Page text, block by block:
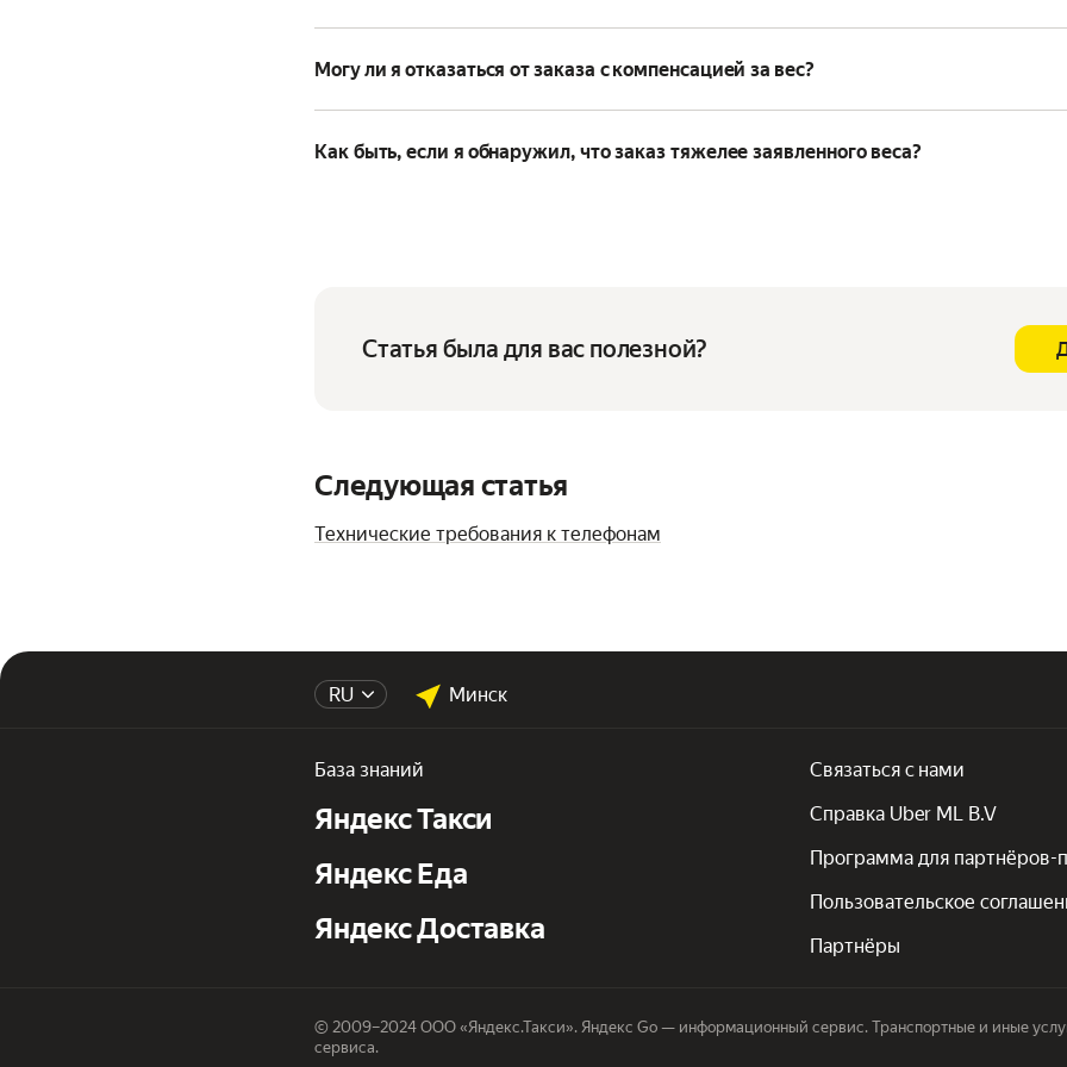
Могу ли я отказаться от заказа с компенсацией за вес?
Как быть, если я обнаружил, что заказ тяжелее заявленного веса?
Статья была для вас полезной?
Следующая статья
Технические требования к телефонам
RU Минск
База знаний
Яндекс Такси
Яндекс Еда
Яндекс Доставка
Связаться с нами
Справка Uber ML B.V
Программа для партнёров-
Пользовательское
Партнёры
© 2009–2024 ООО «Яндекс.Такси». Яндекс Go — информационный сервис. Транспортные и иные
сервиса.